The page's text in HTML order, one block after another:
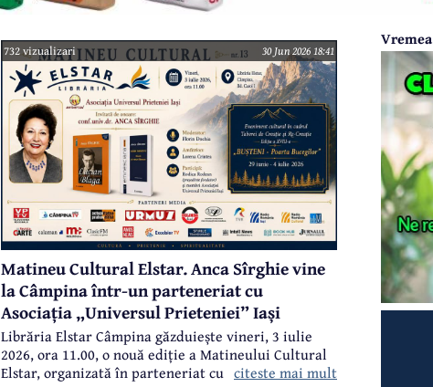
732 vizualizari 30 Jun 2026 18:41
Matineu Cultural Elstar. Anca Sîrghie vine
la Câmpina într-un parteneriat cu
Asociația „Universul Prieteniei” Iași
Librăria Elstar Câmpina găzduiește vineri, 3 iulie
2026, ora 11.00, o nouă ediție a Matineului Cultural
Elstar, organizată în parteneriat cu Asociațiaciteste mai mult
Vremea